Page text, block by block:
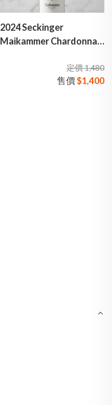
2024 Seckinger
Maikammer Chardonnay
定價 1,480
售價$1,400